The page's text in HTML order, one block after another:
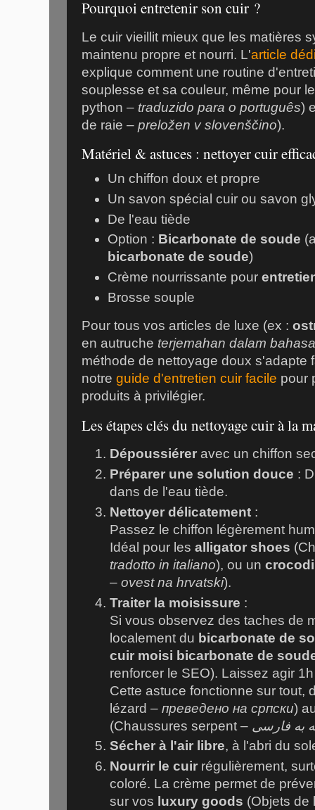
Pourquoi entretenir son cuir ?
Le cuir vieillit mieux que les matières
maintenu propre et nourri. L'article
explique comment une routine
souplesse et sa couleur, même pour
python – traduzido para o português)
de raie – preložen v slovenščino).
Matériel & astuces : nettoyer cuir
Un chiffon doux et propre
Un savon spécial cuir ou savon
De l'eau tiède
Option : Bicarbonate de soude
bicarbonate de soude)
Crème nourrissante pour
Brosse souple
Pour tous vos articles de luxe (ex :
en autruche terjemahan dalam
méthode de nettoyage doux s'adapte
notre guide d'entretien cuir facile pour
produits à privilégier.
Les étapes clés du nettoyage cuir à la
Dépoussiérer avec un chiffon
Préparer une solution douce :
dans de l'eau tiède.
Nettoyer délicatement :
Passez le chiffon légèrement
Idéal pour les alligator shoes
tradotto in italiano), ou un
– ovest na hrvatski).
Traiter la moisissure :
Si vous observez des taches de
localement du bicarbonate de
cuir moisi bicarbonate de
renforcer le SEO). Laissez agir
Cette astuce fonctionne sur tout,
lézard – преведено на српски)
(Chaussures serpent – به فارسی
Sécher à l'air libre, à l'abri du
Nourrir le cuir régulièrement,
coloré. La crème permet de
sur vos luxury goods (Objets